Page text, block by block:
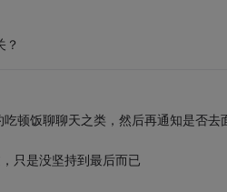
？
顿饭聊聊天之类，然后再通知是否去
只是没坚持到最后而已